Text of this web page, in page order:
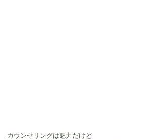
カウンセリングは魅力だけど